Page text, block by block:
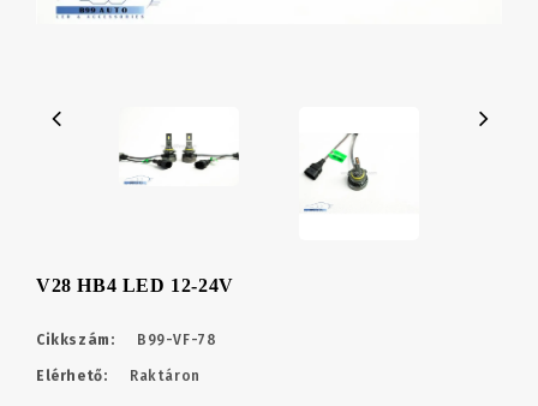
V28 HB4 LED 12-24V
Cikkszám: B99-VF-78
Elérhető: Raktáron